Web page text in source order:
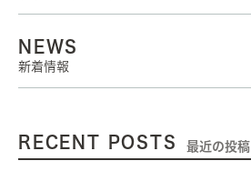
NEWS
新着情報
RECENT POSTS 最近の投稿